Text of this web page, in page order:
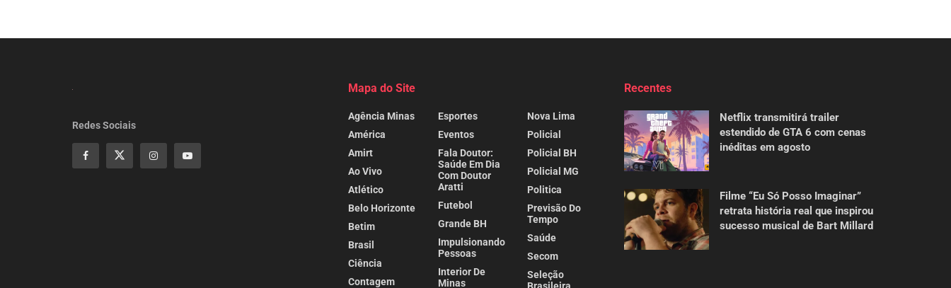
Redes Sociais
Mapa do Site
Agência Minas
América
Amirt
Ao Vivo
Atlético
Belo Horizonte
Betim
Brasil
Ciência
Contagem
Esportes
Eventos
Fala Doutor:
Saúde Em Dia
Com Doutor
Aratti
Futebol
Grande BH
Impulsionando
Pessoas
Interior De
Minas
Nova Lima
Policial
Policial BH
Policial MG
Politica
Previsão Do
Tempo
Saúde
Secom
Seleção
Recentes
Netflix transmitirá trailer
estendido de GTA 6 com cenas
inéditas em agosto
Filme “Eu Só Posso Imaginar”
retrata história real que inspirou
sucesso musical de Bart Millard